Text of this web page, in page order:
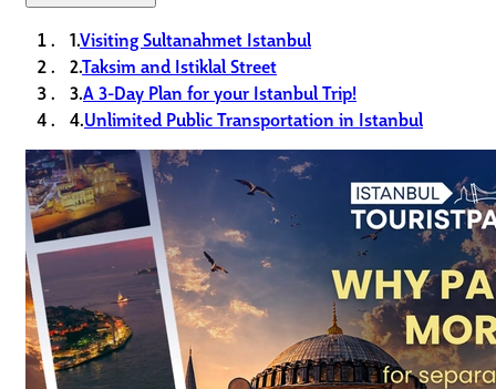
1.Visiting Sultanahmet Istanbul
2.Taksim and Istiklal Street
3.A 3-Day Plan for your Istanbul Trip!
4.Unlimited Public Transportation in Istanbul